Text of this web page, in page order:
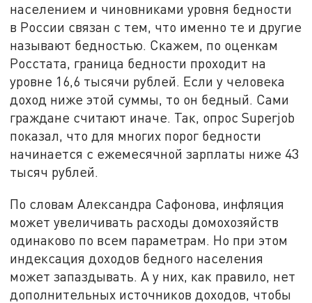
населением и чиновниками уровня бедности
в России связан с тем, что именно те и другие
называют бедностью. Скажем, по оценкам
Росстата, граница бедности проходит на
уровне 16,6 тысячи рублей. Если у человека
доход ниже этой суммы, то он бедный. Сами
граждане считают иначе. Так, опрос Superjob
показал, что для многих порог бедности
начинается с ежемесячной зарплаты ниже 43
тысяч рублей.
По словам Александра Сафонова, инфляция
может увеличивать расходы домохозяйств
одинаково по всем параметрам. Но при этом
индексация доходов бедного населения
может запаздывать. А у них, как правило, нет
дополнительных источников доходов, чтобы